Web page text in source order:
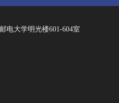
电大学明光楼601-604室